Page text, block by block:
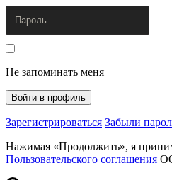
Не запоминать меня
Войти в профиль
Зарегистрироваться Забыли
Нажимая «Продолжить», я
Пользовательского соглашения